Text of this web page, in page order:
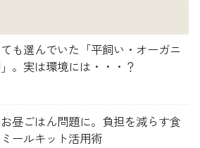
も選んでいた「平飼い・オーガニ
。実は環境には・・・？
昼ごはん問題に。負担を減らす食
ールキット活用術